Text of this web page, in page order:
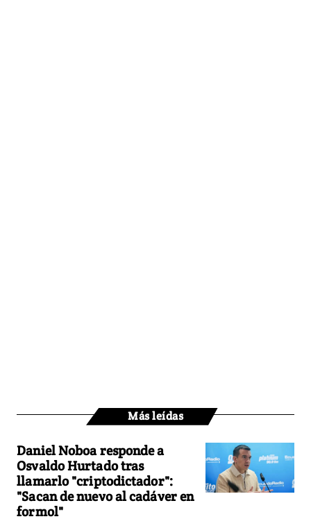
Más leídas
Daniel Noboa responde a
Osvaldo Hurtado tras
llamarlo "criptodictador":
"Sacan de nuevo al cadáver en
formol"